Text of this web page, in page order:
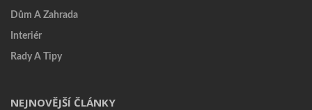
Dům A Zahrada
Interiér
Rady A Tipy
NEJNOVĚJŠÍ ČLÁNKY